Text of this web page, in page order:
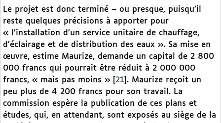
Le projet est donc terminé – ou presque, puisqu’il
reste quelques précisions à apporter pour
« l’installation d’un service unitaire de chauffage,
d’éclairage et de distribution des eaux ». Sa mise en
œuvre, estime Maurize, demande un capital de 2 800
000 francs qui pourrait être réduit à 2 000 000
francs, « mais pas moins »
21 . Maurize reçoit un
peu plus de 4 200 francs pour son travail. La
commission espère la publication de ces plans et
études, qui, en attendant, sont exposés au siège de la